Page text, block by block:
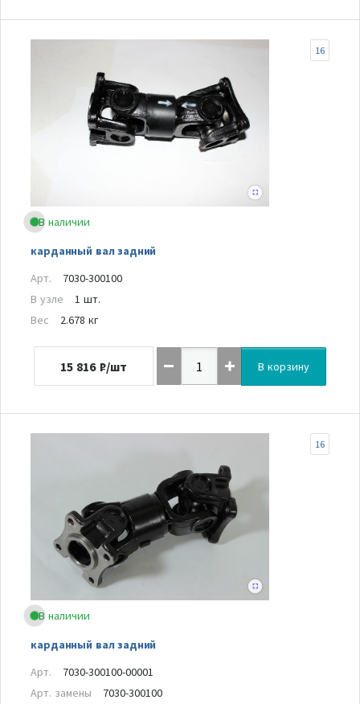
В наличии
карданный вал задний
16
Арт.
7030-300100
В узле
1 шт.
Вес
2.678 кг
15 816 ₽/шт В корзину
В наличии
карданный вал задний
16
Арт.
7030-300100-00001
Арт. замены
7030-300100